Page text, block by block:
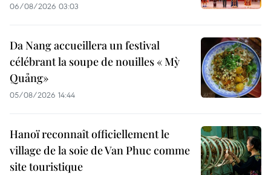
06/08/2026 03:03
Da Nang accueillera un festival
célébrant la soupe de nouilles « Mỳ
Quảng»
05/08/2026 14:44
Hanoï reconnaît officiellement le
village de la soie de Van Phuc comme
site touristique